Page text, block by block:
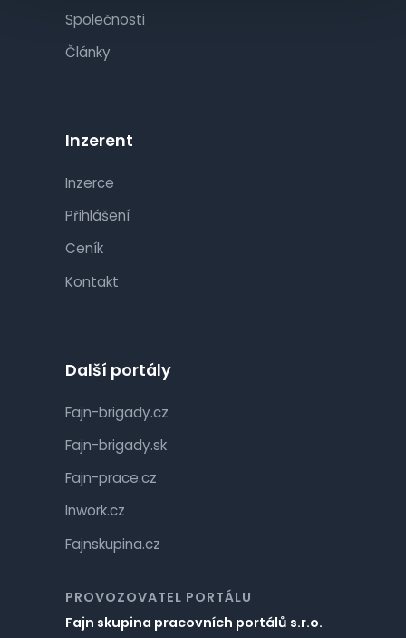
Společnosti
Články
Inzerent
Inzerce
Přihlášení
Ceník
Kontakt
Další portály
Fajn-brigady.cz
Fajn-brigady.sk
Fajn-prace.cz
Inwork.cz
Fajnskupina.cz
PROVOZOVATEL PORTÁLU
Fajn skupina pracovních portálů s.r.o.